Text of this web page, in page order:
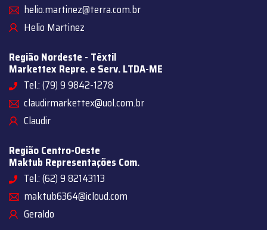
helio.martinez@terra.com.br
Helio Martinez
Região Nordeste - Têxtil
Markettex Repre. e Serv. LTDA-ME
Tel.: (79) 9 9842-1278
claudirmarkettex@uol.com.br
Claudir
Região Centro-Oeste
Maktub Representações Com.
Tel.: (62) 9 82143113
maktub6364@icloud.com
Geraldo